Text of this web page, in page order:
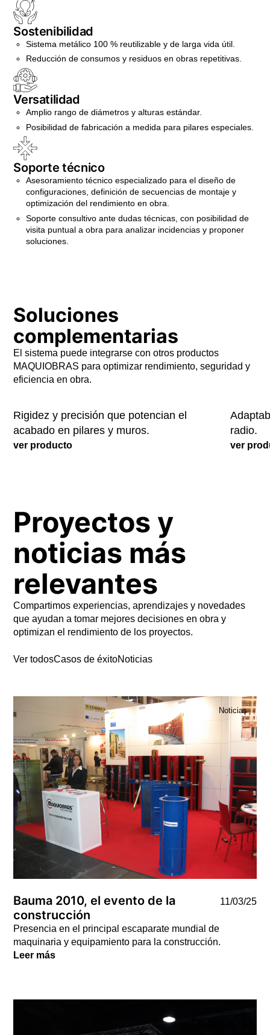
Sostenibilidad
Sistema metálico 100 % reutilizable y de larga vida útil.
Reducción de consumos y residuos en obras repetitivas.
Versatilidad
Amplio rango de diámetros y alturas estándar.
Posibilidad de fabricación a medida para pilares especiales.
Soporte técnico
Asesoramiento técnico especializado para el diseño de
configuraciones, definición de secuencias de montaje y
optimización del rendimiento en obra.
Soporte consultivo ante dudas técnicas, con posibilidad de
visita puntual a obra para analizar incidencias y proponer
soluciones.
Soluciones
complementarias
El sistema puede integrarse con otros productos
MAQUIOBRAS para optimizar rendimiento, seguridad y
eficiencia en obra.
MAQ ARMEX
Medium
Rigidez y precisión que potencian el
acabado en pilares y muros.
ver producto
radio.
ver
Compartimos experiencias, aprendizajes y novedades
que ayudan a tomar mejores decisiones en obra y
optimizan el rendimiento de los proyectos.
Ver todosCasos de éxitoNoticias
Proyectos y
noticias más
relevantes
Noticias
Bauma 2010, el evento de la
construcción
11/03/25
Presencia en el principal escaparate mundial de
maquinaria y equipamiento para la construcción.
Leer más